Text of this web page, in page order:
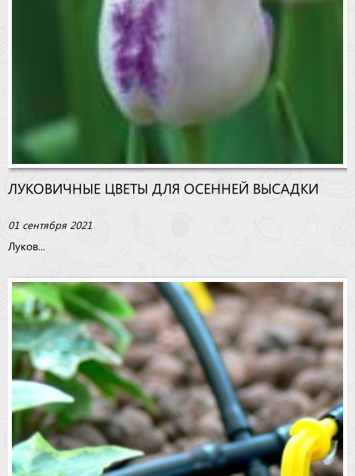
ЛУКОВИЧНЫЕ ЦВЕТЫ ДЛЯ ОСЕННЕЙ ВЫСАДКИ
01 сентября 2021
Луков...